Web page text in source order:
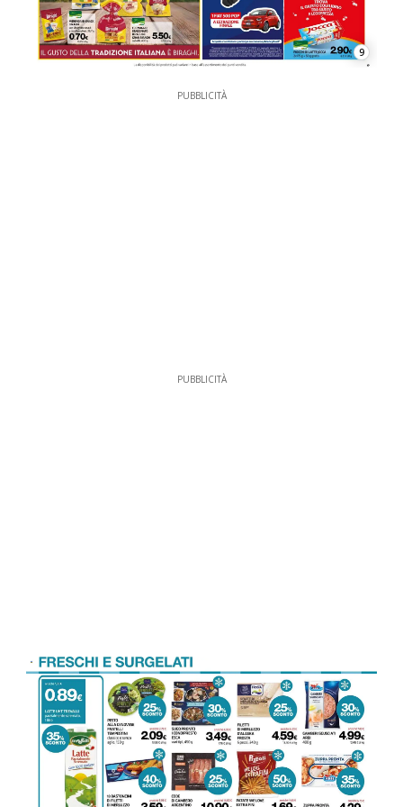
9
PUBBLICITÀ
PUBBLICITÀ